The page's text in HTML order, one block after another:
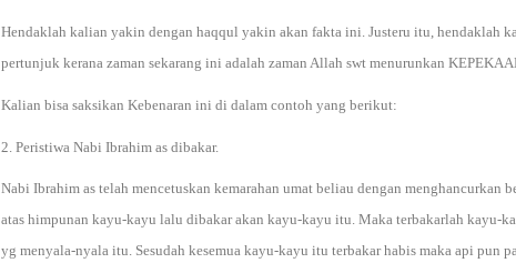
Hendaklah kalian yakin dengan haqqul yakin akan fakta ini. Justeru itu, hendaklah
pertunjuk kerana zaman sekarang ini adalah zaman Allah swt menurunkan
Kalian bisa saksikan Kebenaran ini di dalam contoh yang berikut:
2. Peristiwa Nabi Ibrahim as dibakar.
Nabi Ibrahim as telah mencetuskan kemarahan umat beliau dengan
atas himpunan kayu-kayu lalu dibakar akan kayu-kayu itu. Maka terbakarlah kayu-
yg menyala-nyala itu. Sesudah kesemua kayu-kayu itu terbakar habis maka api pun